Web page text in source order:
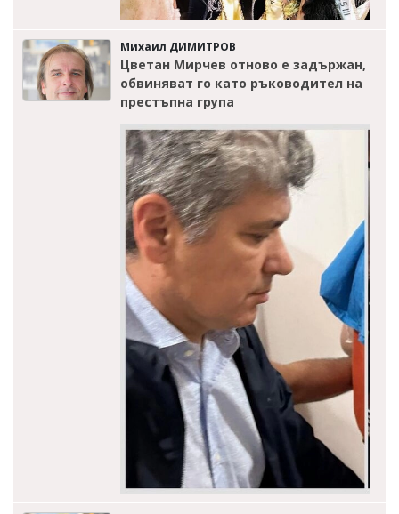
Михаил ДИМИТРОВ
Цветан Мирчев отново е задържан,
обвиняват го като ръководител на
престъпна група